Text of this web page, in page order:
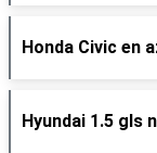
Honda Civic en
Hyundai 1.5 gls